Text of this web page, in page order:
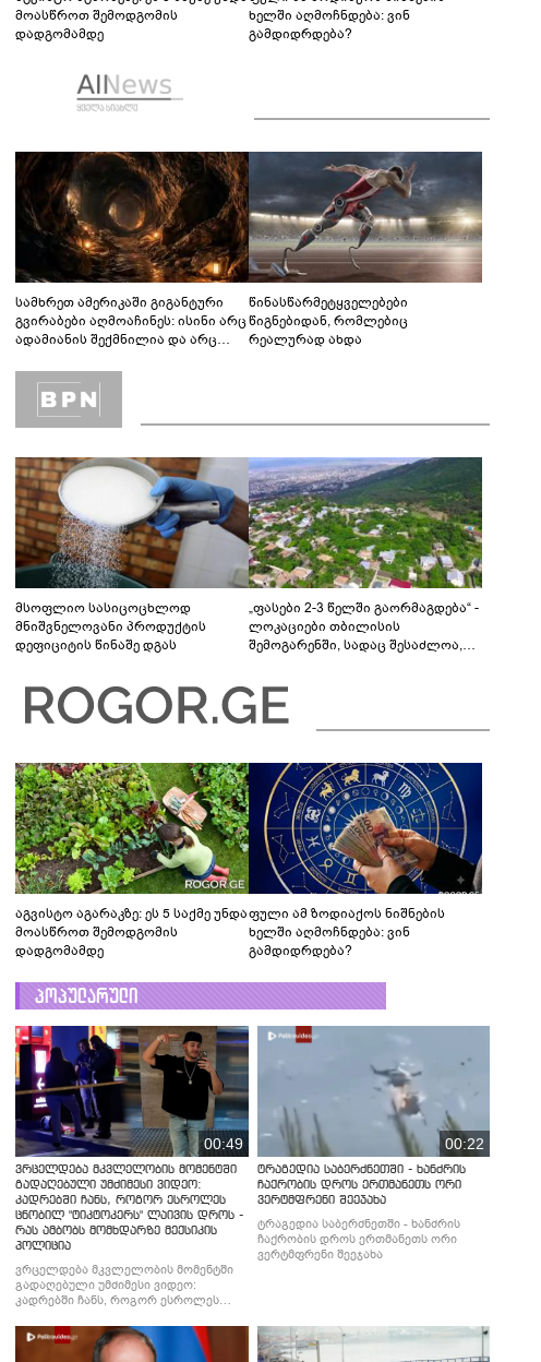
მოასწროთ შემოდგომის
დადგომამდე
ხელში აღმოჩნდება: ვინ
გამდიდრდება?
სამხრეთ ამერიკაში გიგანტური
გვირაბები აღმოაჩინეს: ისინი არც
ადამიანის შექმნილია და არც
ლაბირინთები?
წინასწარმეტყველებები
წიგნებიდან, რომლებიც
რეალურად ახდა
მსოფლიო სასიცოცხლოდ
მნიშვნელოვანი პროდუქტის
დეფიციტის წინაშე დგას
„ფასები 2-3 წელში გაორმაგდება“ -
ლოკაციები თბილისის
შემოგარენში, სადაც შესაძლოა,
აგვისტო აგარაკზე: ეს 5 საქმე უნდა
მოასწროთ შემოდგომის
დადგომამდე
ფული ამ ზოდიაქოს ნიშნების
ხელში აღმოჩნდება: ვინ
გამდიდრდება?
პოპულარული
00:49
ვრცელდება მკვლელობის მომენტში
გადაღებული უმძიმესი ვიდეო:
კადრებში ჩანს, როგორ ესროლეს
ცნობილ "ტიკტოკერს" ლაივის დროს -
რას ამბობს მომხდარზე მექსიკის
პოლიცია
ვრცელდება მკვლელობის მომენტში
გადაღებული უმძიმესი ვიდეო:
კადრებში ჩანს, როგორ ესროლეს
რას ამბობს მომხდარზე მექსიკის
პოლიცია
00:22
ტრაგედია საბერძნეთში - ხანძრის
ჩაქრობის დროს ერთმანეთს ორი
ვერტმფრენი შეეჯახა
ტრაგედია საბერძნეთში - ხანძრის
ჩაქრობის დროს ერთმანეთს ორი
ვერტმფრენი შეეჯახა